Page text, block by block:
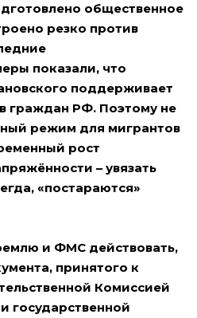
общественное
резко против
показали, что
поддерживает
граждан РФ. Поэтому не
режим для мигрантов
рост
– увязать
«постараются»
и ФМС действовать,
принятого к
Комиссией
государственной